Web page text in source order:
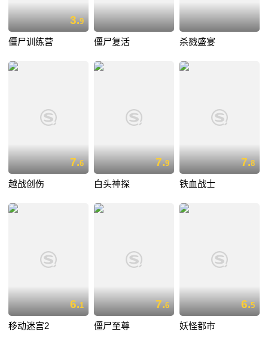
3.9
僵尸训练营 僵尸复活 杀戮盛宴
7.6
越战创伤
7.9
白头神探
7.8
铁血战士
6.1
移动迷宫2
7.6
僵尸至尊
6.5
妖怪都市